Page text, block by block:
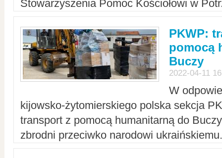
Stowarzyszenia Pomoc Kościołowi w
PKWP:
pomocą
Buczy
2022-04-11
W
kijowsko-żytomierskiego polska sekcja
transport z pomocą humanitarną do
zbrodni przeciwko narodowi